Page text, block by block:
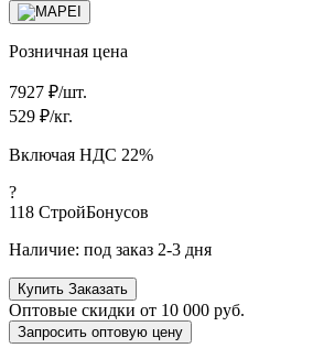
Розничная цена
7927 ₽/шт.
529 ₽/кг.
Включая НДС 22%
?
118 СтройБонусов
Наличие: под заказ 2-3 дня
Купить Заказать
Оптовые скидки от 10 000 руб.
Запросить оптовую цену